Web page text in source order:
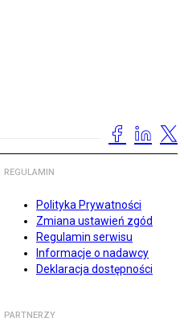
REGULAMIN
Polityka Prywatności
Zmiana ustawień zgód
Regulamin serwisu
Informacje o nadawcy
Deklaracja dostępności
PARTNERZY